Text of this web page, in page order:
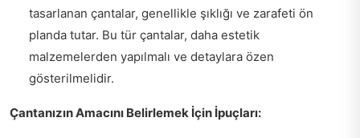
tasarlanan çantalar, genellikle şıklığı ve zarafeti ön
planda tutar. Bu tür çantalar, daha estetik
malzemelerden yapılmalı ve detaylara özen
gösterilmelidir.
Çantanızın Amacını Belirlemek İçin İpuçları: